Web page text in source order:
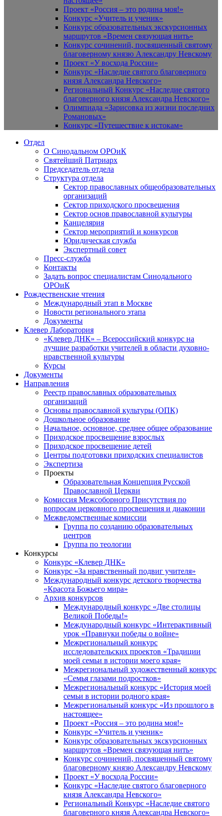
Проект «Россия – это родина моя!»
Конкурс «Учитель и ученик»
Конкурс образовательных экскурсионных
маршрутов «Времен связующая нить»
Конкурс сочинений, посвященный святому
благоверному князю Александру Невскому
Проект «У восхода России»
Конкурс «Наследие святого благоверного
князя Александра Невского»
Региональный Конкурс «Наследие святого
благоверного князя Александра Невского»
Олимпиада «Зарисовка из жизни последних
Романовых»
Конкурс «Путешествие к истокам»
Отдел
О Синодальном ОРОиК
Святейший Патриарх
Председатель отдела
Структура отдела
Сектор православных общеобразовательных
организаций
Сектор приходского просвещения
Сектор основ православной культуры
Канцелярия
Сектор мероприятий и конкурсов
Юридическая служба
Экспертный совет
Пресс-служба
Контакты
Задать вопрос специалистам Синодального
ОРОиК
Рождественские чтения
Международный этап в Москве
Новости регионального этапа
Документы
Клевер Лаборатория
«Клевер ДНК» – Всероссийский конкурс на
лучшие разработки учителей в области духовно-
нравственной культуры
Курсы
Документы
Направления
Реестр православных образовательных
организаций
Основы православной культуры (ОПК)
Дошкольное образование
Начальное, основное, среднее общее образование
Приходское просвещение взрослых
Приходское просвещение детей
Центры подготовки приходских специалистов
Экспертиза
Проекты
Образовательная Концепция Русской
Православной Церкви
Комиссия Межсоборного Присутствия по
вопросам церковного просвещения и диаконии
Межведомственные комиссии
Группа по созданию образовательных
центров
Группа по теологии
Конкурсы
Конкурс «Клевер ДНК»
Конкурс «За нравственный подвиг учителя»
Международный конкурс детского творчества
«Красота Божьего мира»
Архив конкурсов
Международный конкурс «Две столицы
Великой Победы!»
Международный конкурс «Интерактивный
урок «Правнуки победы о войне»
Межрегиональный конкурс
исследовательских проектов «Традиции
моей семьи в истории моего края»
Межрегиональный художественный конкурс
«Семья глазами подростков»
Межрегиональный конкурс «История моей
семьи в истории родного края»
Межрегиональный конкурс «Из прошлого в
настоящее»
Проект «Россия – это родина моя!»
Конкурс «Учитель и ученик»
Конкурс образовательных экскурсионных
маршрутов «Времен связующая нить»
Конкурс сочинений, посвященный святому
благоверному князю Александру Невскому
Проект «У восхода России»
Конкурс «Наследие святого благоверного
князя Александра Невского»
Региональный Конкурс «Наследие святого
благоверного князя Александра Невского»